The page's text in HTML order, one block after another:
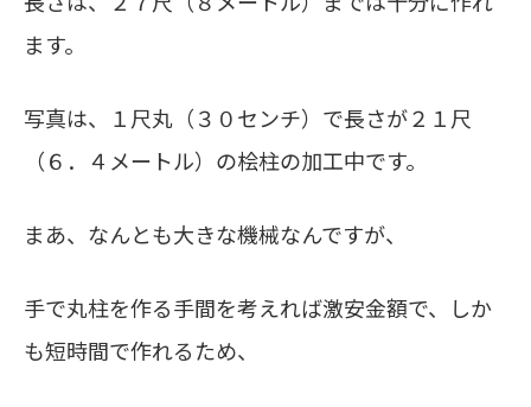
ます。
写真は、１尺丸（３０センチ）で長さが２１尺
（６．４メートル）の桧柱の加工中です。
まあ、なんとも大きな機械なんですが、
手で丸柱を作る手間を考えれば激安金額で、しか
も短時間で作れるため、